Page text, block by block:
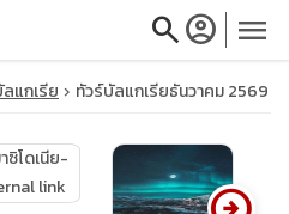
searchaccount_circle menu
close
แกเรีย ทัวร์บัลแกเรียธันวาคม 2569